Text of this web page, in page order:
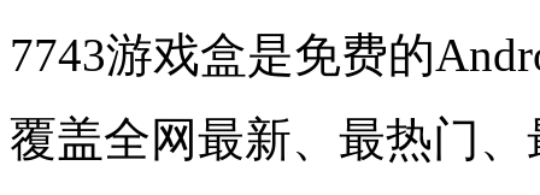
7743游戏盒是免费的
覆盖全网最新、最热门